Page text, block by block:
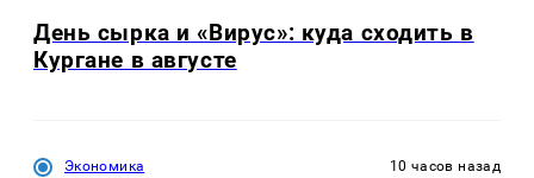
День сырка и «Вирус»: куда сходить в
Кургане в августе
Экономика 10 часов назад